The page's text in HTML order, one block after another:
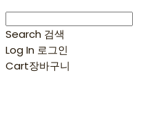
Search 검색
Log In 로그인
Cart장바구니